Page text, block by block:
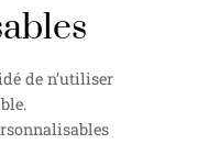
de n’utiliser